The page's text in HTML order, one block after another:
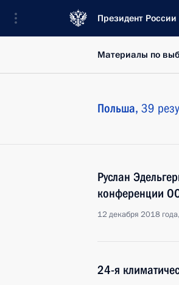
Президент России
Материалы по
Польша, 39
Руслан
конференции
12 декабря 2018
24-я